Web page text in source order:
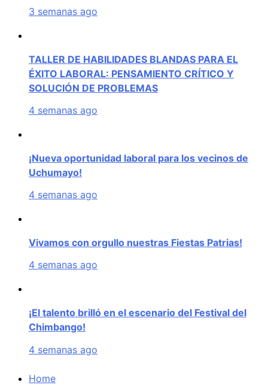
3 semanas ago
TALLER DE HABILIDADES BLANDAS PARA EL
ÉXITO LABORAL: PENSAMIENTO CRÍTICO Y
SOLUCIÓN DE PROBLEMAS
4 semanas ago
¡Nueva oportunidad laboral para los vecinos de
Uchumayo!
4 semanas ago
Vivamos con orgullo nuestras Fiestas Patrias!
4 semanas ago
¡El talento brilló en el escenario del Festival del
Chimbango!
4 semanas ago
Home